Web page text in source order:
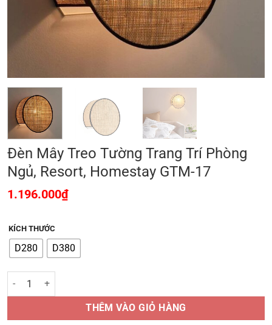
Đèn Mây Treo Tường Trang Trí Phòng
Ngủ, Resort, Homestay GTM-17
1.196.000₫
KÍCH THƯỚC
D280 D380
Đèn Mây Treo Tường Trang Trí Phòng Ngủ, Resort, Homestay GTM-
THÊM VÀO GIỎ HÀNG